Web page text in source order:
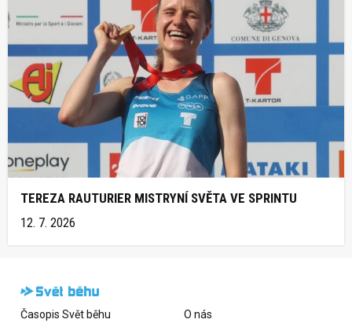
TEREZA RAUTURIER MISTRYNÍ SVĚTA VE SPRINTU
12. 7. 2026
Časopis Svět běhu O nás